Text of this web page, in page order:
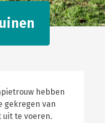
hebben
gekregen van
uit te voeren.